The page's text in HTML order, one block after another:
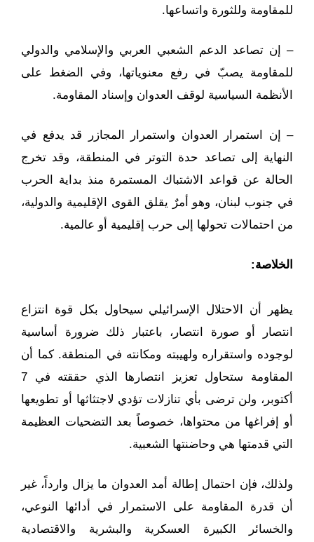
للمقاومة وللثورة واتساعها.
– إن تصاعد الدعم الشعبي العربي والإسلامي والدولي
للمقاومة يصبّ في رفع معنوياتها، وفي الضغط على
الأنظمة السياسية لوقف العدوان وإسناد المقاومة.
– إن استمرار العدوان واستمرار المجازر قد يدفع في
النهاية إلى تصاعد حدة التوتر في المنطقة، وقد تخرج
الحالة عن قواعد الاشتباك المستمرة منذ بداية الحرب
في جنوب لبنان، وهو أمرٌ يقلق القوى الإقليمية والدولية،
من احتمالات تحولها إلى حرب إقليمية أو عالمية.
الخلاصة:
يظهر أن الاحتلال الإسرائيلي سيحاول بكل قوة انتزاع
انتصار أو صورة انتصار، باعتبار ذلك ضرورة أساسية
لوجوده واستقراره ولهيبته ومكانته في المنطقة. كما أن
المقاومة ستحاول تعزيز انتصارها الذي حققته في 7
أكتوبر، ولن ترضى بأي تنازلات تؤدي لاجتثاثها أو تطويعها
أو إفراغها من محتواها، خصوصاً بعد التضحيات العظيمة
التي قدمتها هي وحاضنتها الشعبية.
ولذلك، فإن احتمال إطالة أمد العدوان ما يزال وارداً، غير
أن قدرة المقاومة على الاستمرار في أدائها النوعي،
والخسائر الكبيرة العسكرية والبشرية والاقتصادية